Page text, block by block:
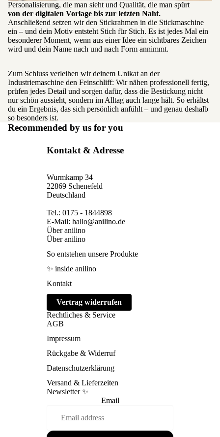
Personalisierung, die man sieht und Qualität, die man spürt
von der digitalen Vorlage bis zur letzten Naht.
Anschließend setzen wir den Stickrahmen in die Stickmaschine
ein – und dein Motiv entsteht Stich für Stich. Es ist jedes Mal ein
besonderer Moment, wenn aus einer Idee ein sichtbares Zeichen
wird und dein Name nach und nach Form annimmt.
Zum Schluss verleihen wir deinem Unikat an der
Industriemaschine den Feinschliff: Wir nähen professionell fertig,
prüfen jedes Detail und sorgen dafür, dass die Bestickung nicht
nur schön aussieht, sondern im Alltag auch lange hält. So erhältst
du ein Ergebnis, das sich persönlich anfühlt – und genau deshalb
so besonders ist.
Recommended by us for you
Kontakt & Adresse
Wurmkamp 34
22869 Schenefeld
Deutschland
Tel.: 0175 - 1844898
E-Mail: hallo@anilino.de
Über anilino
Über anilino
So entstehen unsere Produkte
✨ inside anilino
Kontakt
Vertrag widerrufen
Rechtliches & Service
AGB
Impressum
Rückgabe & Widerruf
Datenschutzerklärung
Versand & Lieferzeiten
Newsletter ✨
Email
Privacy policy
Terms of service